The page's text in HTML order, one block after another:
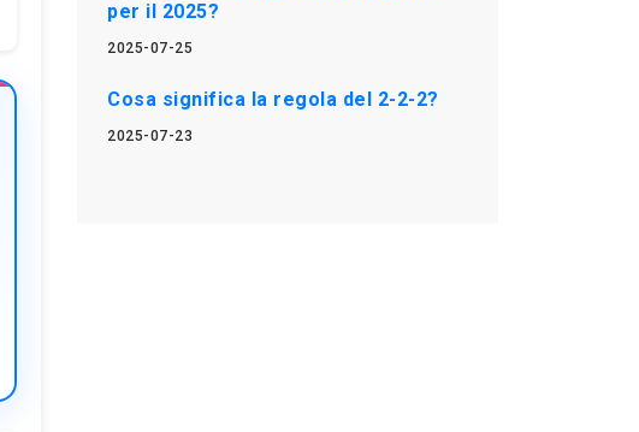
per il 2025?
2025-07-25
Cosa significa la regola del 2-2-2?
2025-07-23